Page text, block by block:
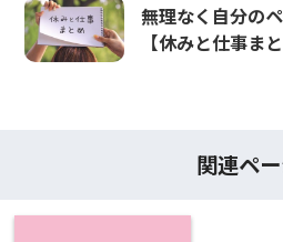
無理なく自分の
【休みと仕事まと
関連ペ